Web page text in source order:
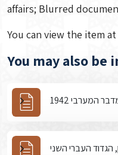
affairs; Blurred
You can view the item
You may also be
הגדוד העברי השני